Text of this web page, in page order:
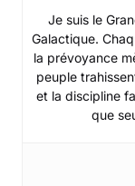
Je suis le
Galactique.
la prévoyance
peuple
et la discipline
que